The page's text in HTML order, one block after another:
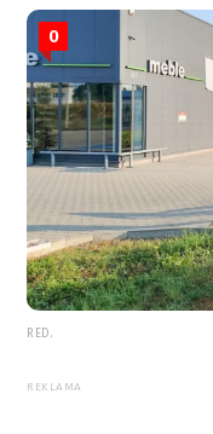
0
RED.
REKLAMA